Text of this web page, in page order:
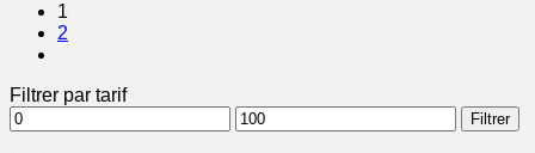
1
2
Filtrer par tarif
Prix
min
Prix
max
Filtrer